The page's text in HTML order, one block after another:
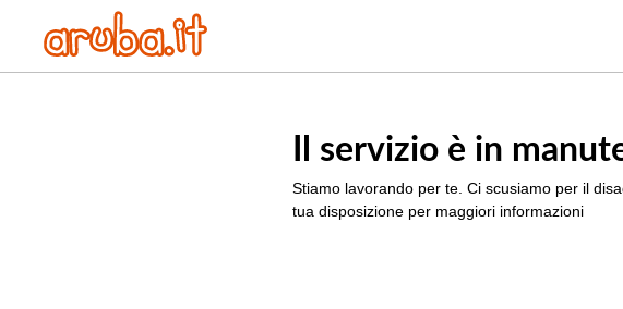
Il servizio è in
Stiamo lavorando per te. Ci scusiamo per il
tua disposizione per maggiori informazioni